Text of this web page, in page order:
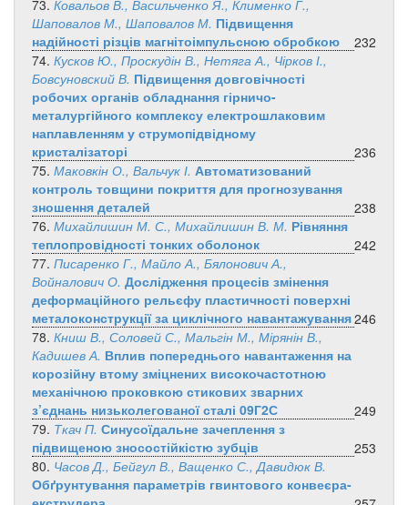
73. Ковальов В., Васильченко Я., Клименко Г.,
Шаповалов М., Шаповалов М. Підвищення
надійності різців магнітоімпульсною обробкою
232
74. Кусков Ю., Проскудін В., Нетяга А., Чірков І.,
Бовсуновский В. Підвищення довговічності
робочих органів обладнання гірничо-
металургійного комплексу електрошлаковим
наплавленням у струмопідвідному
кристалізаторі
236
75. Маковкін О., Вальчук І. Автоматизований
контроль товщини покриття для прогнозування
зношення деталей
238
76. Михайлишин М. С., Михайлишин В. М. Рівняння
теплопровідності тонких оболонок
242
77. Писаренко Г., Майло А., Бялонович А.,
Войналович О. Дослідження процесів змінення
деформаційного рельєфу пластичності поверхні
металоконструкції за циклічного навантажування246
78. Книш В., Соловей С., Мальгін М., Мірянін В.,
Кадишев А. Вплив попереднього навантаження на
корозійну втому зміцнених високочастотною
механічною проковкою стикових зварних
з’єднань низьколегованої сталі 09Г2С
249
79. Ткач П. Синусоїдальне зачеплення з
підвищеною зносостійкістю зубців
253
80. Часов Д., Бейгул В., Ващенко С., Давидюк В.
Обґрунтування параметрів гвинтового конвеєра-